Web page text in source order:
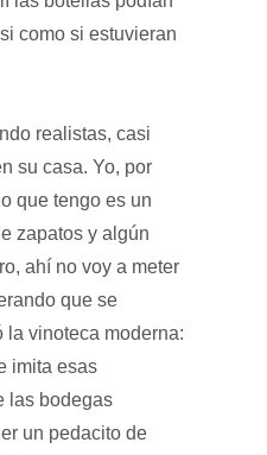
como si estuvieran
realistas, casi
su casa. Yo, por
que tengo es un
zapatos y algún
ahí no voy a meter
que se
la vinoteca moderna:
imita esas
las bodegas
un pedacito de